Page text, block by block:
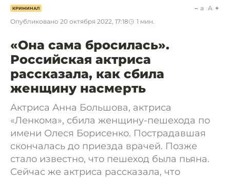
КРИМИНАЛ
Опубликовано 20 октября 2022, 17:18 1 мин.
a A
«Она сама бросилась».
Российская актриса
рассказала, как сбила
женщину насмерть
Актриса Анна Большова, актриса
«Ленкома», сбила женщину-пешехода по
имени Олеся Борисенко. Пострадавшая
скончалась до приезда врачей. Позже
стало известно, что пешеход была пьяна.
Сейчас же актриса рассказала, что